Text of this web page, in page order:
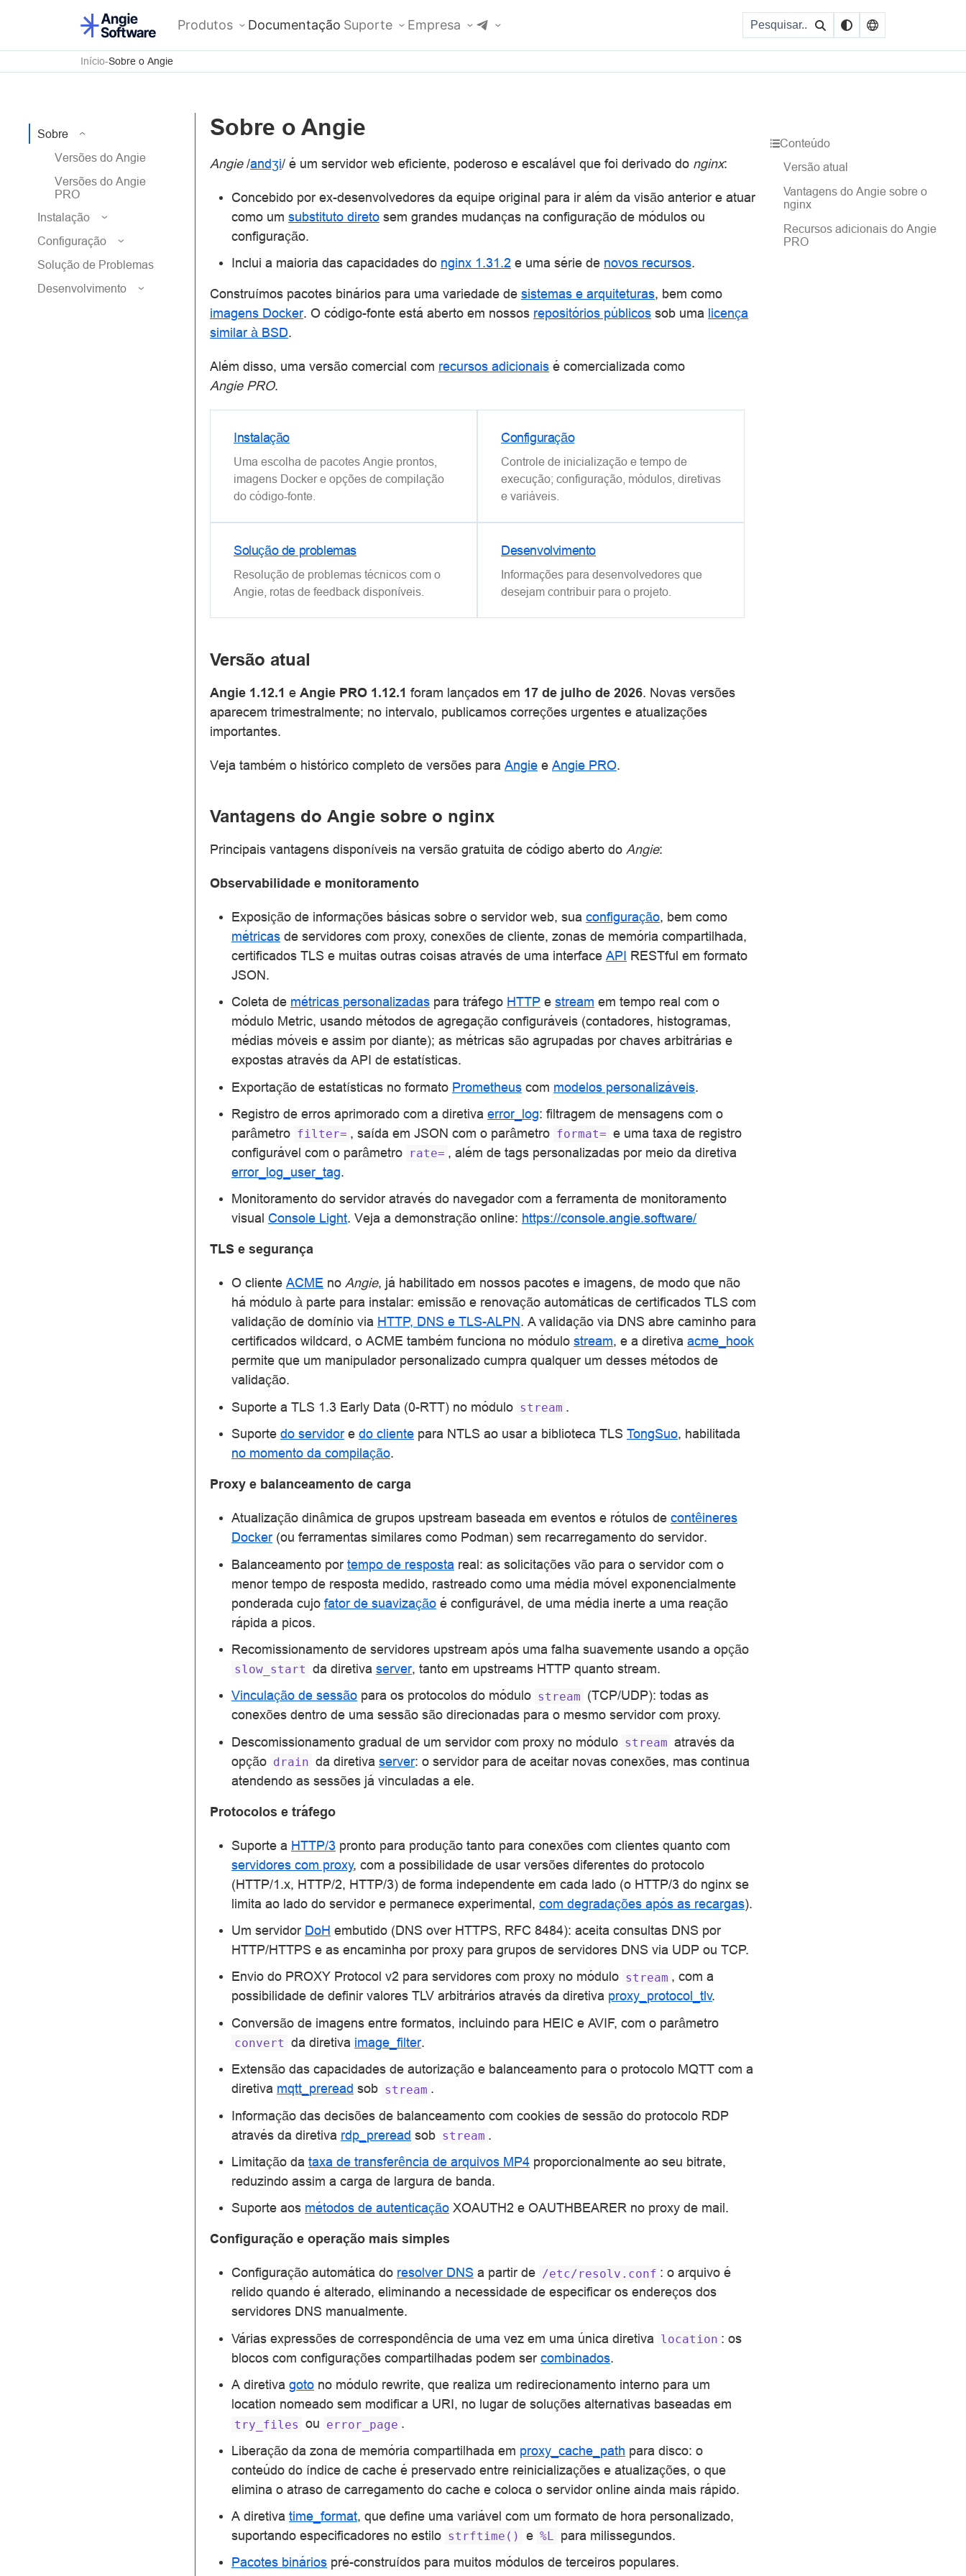
Produtos Documentação Suporte Empresa
Início Sobre o Angie
Sobre
Versões do Angie
Versões do Angie
PRO
Instalação
Configuração
Solução de Problemas
Desenvolvimento
Sobre o Angie
Angie/andʒi/ é um servidor web eficiente, poderoso e escalável que foi derivado do nginx:
Concebido por ex-desenvolvedores da equipe original para ir além da visão anterior e atuar
como um substituto direto sem grandes mudanças na configuração de módulos ou
configuração.
Inclui a maioria das capacidades do nginx 1.31.2 e uma série de novos recursos.
Construímos pacotes binários para uma variedade de sistemas e arquiteturas, bem como
imagens Docker. O código-fonte está aberto em nossos repositórios públicos sob uma licença
similar à BSD.
Além disso, uma versão comercial com recursos adicionais é comercializada como
Angie PRO.
Instalação
Uma escolha de pacotes Angie prontos,
imagens Docker e opções de compilação
do código-fonte.
Configuração
Controle de inicialização e tempo de
execução; configuração, módulos, diretivas
e variáveis.
Solução de problemas
Resolução de problemas técnicos com o
Angie, rotas de feedback disponíveis.
Desenvolvimento
Informações para desenvolvedores que
desejam contribuir para o projeto.
Versão atual
Angie 1.12.1 e Angie PRO 1.12.1 foram lançados em 17 de julho de 2026. Novas versões
aparecem trimestralmente; no intervalo, publicamos correções urgentes e atualizações
importantes.
Veja também o histórico completo de versões para Angie e Angie PRO.
Vantagens do Angie sobre o nginx
Principais vantagens disponíveis na versão gratuita de código aberto do Angie:
Observabilidade e monitoramento
Exposição de informações básicas sobre o servidor web, sua configuração, bem como
métricas de servidores com proxy, conexões de cliente, zonas de memória compartilhada,
certificados TLS e muitas outras coisas através de uma interface API RESTful em formato
JSON.
Coleta de métricas personalizadas para tráfego HTTP e stream em tempo real com o
módulo Metric, usando métodos de agregação configuráveis (contadores, histogramas,
médias móveis e assim por diante); as métricas são agrupadas por chaves arbitrárias e
expostas através da API de estatísticas.
Exportação de estatísticas no formato Prometheus com modelos personalizáveis.
Registro de erros aprimorado com a diretiva error_log: filtragem de mensagens com o
parâmetro filter= , saída em JSON com o parâmetro format= e uma taxa de registro
configurável com o parâmetro rate= , além de tags personalizadas por meio da diretiva
error_log_user_tag.
Monitoramento do servidor através do navegador com a ferramenta de monitoramento
visual Console Light. Veja a demonstração online: https://console.angie.software/
TLS e segurança
O cliente ACME no Angie, já habilitado em nossos pacotes e imagens, de modo que não
há módulo à parte para instalar: emissão e renovação automáticas de certificados TLS com
validação de domínio via HTTP, DNS e TLS-ALPN. A validação via DNS abre caminho para
certificados wildcard, o ACME também funciona no módulo stream, e a diretiva acme_hook
permite que um manipulador personalizado cumpra qualquer um desses métodos de
validação.
Suporte a TLS 1.3 Early Data (0-RTT) no módulo stream .
Suporte do servidor e do cliente para NTLS ao usar a biblioteca TLS TongSuo, habilitada
no momento da compilação.
Proxy e balanceamento de carga
Atualização dinâmica de grupos upstream baseada em eventos e rótulos de contêineres
Docker (ou ferramentas similares como Podman) sem recarregamento do servidor.
Balanceamento por tempo de resposta real: as solicitações vão para o servidor com o
menor tempo de resposta medido, rastreado como uma média móvel exponencialmente
ponderada cujo fator de suavização é configurável, de uma média inerte a uma reação
rápida a picos.
Recomissionamento de servidores upstream após uma falha suavemente usando a opção
slow_start da diretiva server, tanto em upstreams HTTP quanto stream.
Vinculação de sessão para os protocolos do módulo stream (TCP/UDP): todas as
conexões dentro de uma sessão são direcionadas para o mesmo servidor com proxy.
Descomissionamento gradual de um servidor com proxy no módulo stream através da
opção drain da diretiva server: o servidor para de aceitar novas conexões, mas continua
atendendo as sessões já vinculadas a ele.
Protocolos e tráfego
Suporte a HTTP/3 pronto para produção tanto para conexões com clientes quanto com
servidores com proxy, com a possibilidade de usar versões diferentes do protocolo
(HTTP/1.x, HTTP/2, HTTP/3) de forma independente em cada lado (o HTTP/3 do nginx se
limita ao lado do servidor e permanece experimental, com degradações após as recargas).
Um servidor DoH embutido (DNS over HTTPS, RFC 8484): aceita consultas DNS por
HTTP/HTTPS e as encaminha por proxy para grupos de servidores DNS via UDP ou TCP.
Envio do PROXY Protocol v2 para servidores com proxy no módulo stream , com a
possibilidade de definir valores TLV arbitrários através da diretiva proxy_protocol_tlv.
Conversão de imagens entre formatos, incluindo para HEIC e AVIF, com o parâmetro
convert da diretiva image_filter.
Extensão das capacidades de autorização e balanceamento para o protocolo MQTT com a
diretiva mqtt_preread sob stream .
Informação das decisões de balanceamento com cookies de sessão do protocolo RDP
através da diretiva rdp_preread sob stream .
Limitação da taxa de transferência de arquivos MP4 proporcionalmente ao seu bitrate,
reduzindo assim a carga de largura de banda.
Suporte aos métodos de autenticação XOAUTH2 e OAUTHBEARER no proxy de mail.
Configuração e operação mais simples
Configuração automática do resolver DNS a partir de /etc/resolv.conf : o arquivo é
relido quando é alterado, eliminando a necessidade de especificar os endereços dos
servidores DNS manualmente.
Várias expressões de correspondência de uma vez em uma única diretiva location : os
blocos com configurações compartilhadas podem ser combinados.
A diretiva goto no módulo rewrite, que realiza um redirecionamento interno para um
location nomeado sem modificar a URI, no lugar de soluções alternativas baseadas em
try_files ou error_page .
Liberação da zona de memória compartilhada em proxy_cache_path para disco: o
conteúdo do índice de cache é preservado entre reinicializações e atualizações, o que
elimina o atraso de carregamento do cache e coloca o servidor online ainda mais rápido.
A diretiva time_format, que define uma variável com um formato de hora personalizado,
suportando especificadores no estilo strftime() e %L para milissegundos.
Pacotes binários pré-construídos para muitos módulos de terceiros populares.
Conteúdo
Versão atual
Vantagens do Angie sobre o
nginx
Recursos adicionais do Angie
PRO